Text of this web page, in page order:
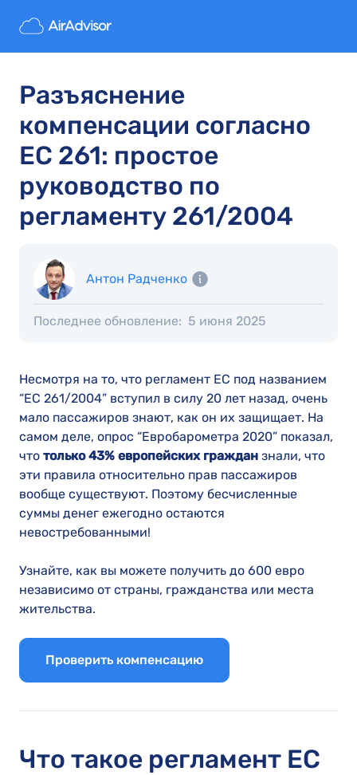
Разъяснение
компенсации согласно
ЕС 261: простое
руководство по
регламенту 261/2004
Антон Радченко
Последнее обновление: 5 июня 2025
Несмотря на то, что регламент ЕС под названием
“EC 261/2004” вступил в силу 20 лет назад, очень
мало пассажиров знают, как он их защищает. На
самом деле, опрос “Евробарометра 2020” показал,
что только 43% европейских граждан знали, что
эти правила относительно прав пассажиров
вообще существуют. Поэтому бесчисленные
суммы денег ежегодно остаются
невостребованными!
Узнайте, как вы можете получить до 600 евро
независимо от страны, гражданства или места
жительства.
Проверить компенсацию
Что такое регламент ЕС